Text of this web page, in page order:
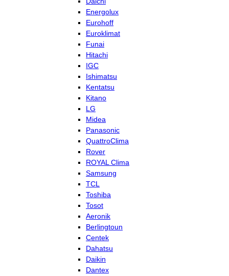
Energolux
Eurohoff
Euroklimat
Funai
Hitachi
IGC
Ishimatsu
Kentatsu
Kitano
LG
Midea
Panasonic
QuattroClima
Rover
ROYAL Clima
Samsung
TCL
Toshiba
Tosot
Aeronik
Berlingtoun
Centek
Dahatsu
Daikin
Dantex